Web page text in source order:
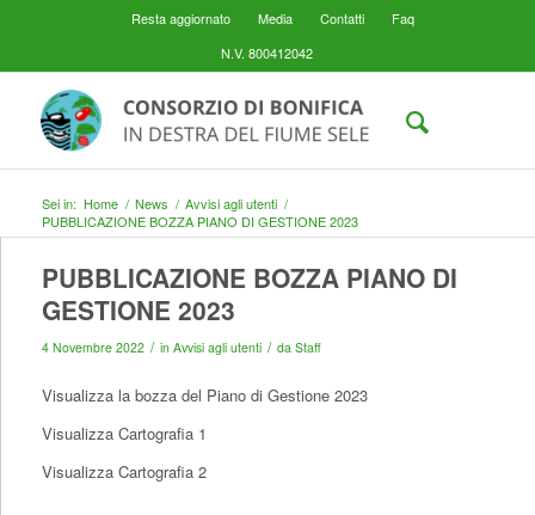
Resta aggiornato Media Contatti
Faq
N.V. 800412042
Sei in: Home / News / Avvisi agli utenti /
PUBBLICAZIONE BOZZA PIANO DI GESTIONE 2023
PUBBLICAZIONE BOZZA PIANO DI
GESTIONE 2023
4 Novembre 2022 / in Avvisi agli utenti / da Staff
Visualizza la bozza del Piano di Gestione 2023
Visualizza Cartografia 1
Visualizza Cartografia 2